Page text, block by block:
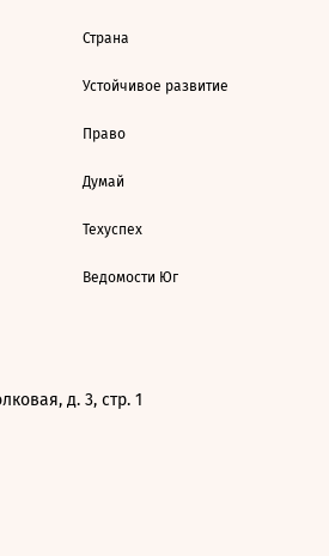
Страна
Устойчивое развитие
Право
Думай
Техуспех
Ведомости Юг
д. 3, стр. 1